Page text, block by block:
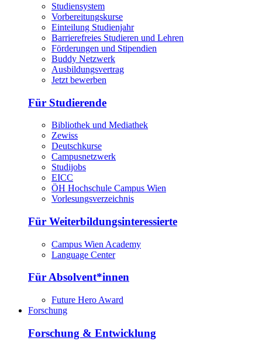
Studiensystem
Vorbereitungskurse
Einteilung Studienjahr
Barrierefreies Studieren und Lehren
Förderungen und Stipendien
Buddy Netzwerk
Ausbildungsvertrag
Jetzt bewerben
Für Studierende
Bibliothek und Mediathek
Zewiss
Deutschkurse
Campusnetzwerk
Studijobs
EICC
ÖH Hochschule Campus Wien
Vorlesungsverzeichnis
Für Weiterbildungsinteressierte
Campus Wien Academy
Language Center
Für Absolvent*innen
Future Hero Award
Forschung
Forschung & Entwicklung